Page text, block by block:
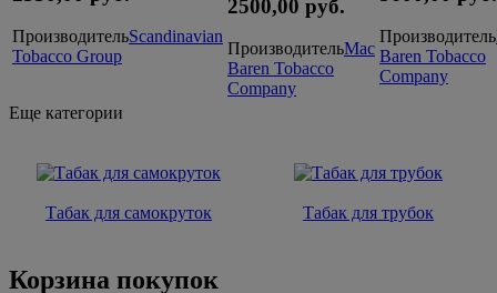
ПроизводительScandinavian
Tobacco Group
2500,00 руб.
ПроизводительMac
Baren Tobacco
Company
Производитель
Baren Tobacco
Company
Еще категории
Табак для самокруток Табак для трубок
Корзина покупок